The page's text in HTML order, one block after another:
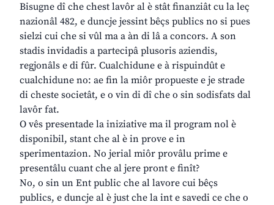
Bisugne dî che chest lavôr al è stât finanziât cu la leç
nazionâl 482, e duncje jessint bêçs publics no si pues
sielzi cui che si vûl ma a àn di lâ a concors. A son
stadis invidadis a partecipâ plusoris aziendis,
regjonâls e di fûr. Cualchidune e à rispuindût e
cualchidune no: ae fin la miôr propueste e je strade
di cheste societât, e o vin di dî che o sin sodisfats dal
lavôr fat.
O vês presentade la iniziative ma il program nol è
disponibil, stant che al è in prove e in
sperimentazion. No jerial miôr provâlu prime e
presentâlu cuant che al jere pront e finît?
No, o sin un Ent public che al lavore cui bêçs
publics, e duncje al è just che la int e savedi ce che o